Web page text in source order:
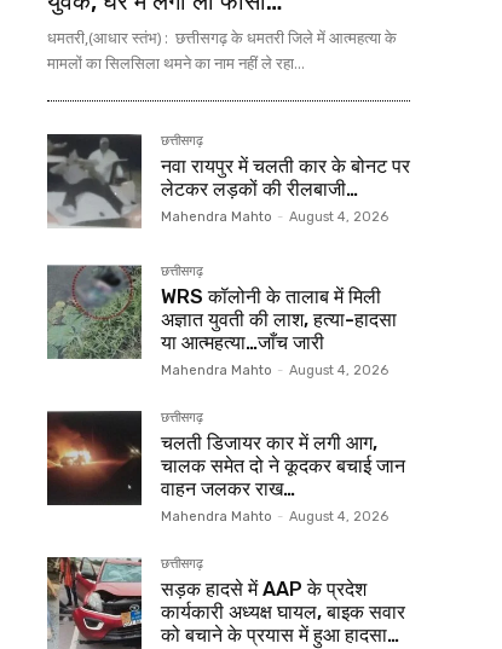
धमतरी,(आधार स्तंभ) : छत्तीसगढ़ के धमतरी जिले में आत्महत्या के
मामलों का सिलसिला थमने का नाम नहीं ले रहा...
छत्तीसगढ़
नवा रायपुर में चलती कार के बोनट पर
लेटकर लड़कों की रीलबाजी…
Mahendra Mahto - August 4, 2026
छत्तीसगढ़
WRS कॉलोनी के तालाब में मिली
अज्ञात युवती की लाश, हत्या-हादसा
या आत्महत्या…जाँच जारी
Mahendra Mahto - August 4, 2026
छत्तीसगढ़
चलती डिजायर कार में लगी आग,
चालक समेत दो ने कूदकर बचाई जान
वाहन जलकर राख…
Mahendra Mahto - August 4, 2026
छत्तीसगढ़
सड़क हादसे में AAP के प्रदेश
कार्यकारी अध्यक्ष घायल, बाइक सवार
को बचाने के प्रयास में हुआ हादसा…